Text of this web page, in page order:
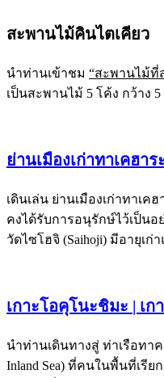
สะพานไม้คินไตเคียว
นำท่านเข้าชม “สะพานไม้ที่
เป็นสะพานไม้ 5 โค้ง กว้าง
ย่านเมืองเก่าทาเคฮาร
เดินเล่น ย่านเมืองเก่าทาเ
คงได้รับการอนุรักษ์ไว้เป็นอ
วัดไซโฮจิ (Saihoji) มีอายุเ
เกาะโอคุโนะชิมะ | เก
นำท่านเดินทางสู่ ท่าเรือทาค
Inland Sea) ที่คนในพื้นที่เรีย